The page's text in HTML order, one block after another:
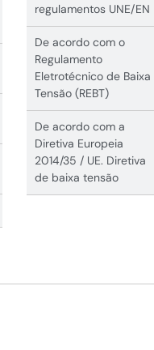
regulamentos UNE/EN
De acordo com o
Regulamento
Eletrotécnico de Baixa
Tensão (REBT)
De acordo com a
Diretiva Europeia
2014/35 / UE. Diretiva
de baixa tensão